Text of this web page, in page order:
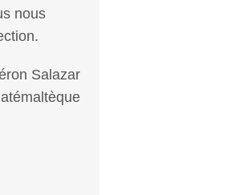
nous
Salazar